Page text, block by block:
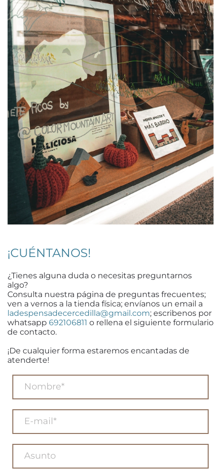
¡CUÉNTANOS!
¿Tienes alguna duda o necesitas preguntarnos
algo?
Consulta nuestra página de preguntas frecuentes;
ven a vernos a la tienda física; envíanos un email a
ladespensadecercedilla@gmail.com; escribenos por
whatsapp 692106811 o rellena el siguiente formulario
de contacto.
¡De cualquier forma estaremos encantadas de
atenderte!